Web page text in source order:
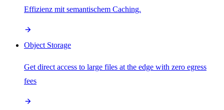
Effizienz mit semantischem Caching.
Object Storage
Get direct access to large files at the edge with zero egress
fees